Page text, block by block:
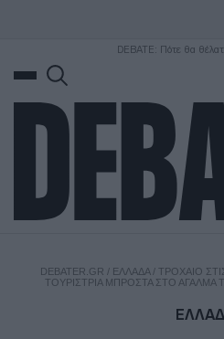
DEBATE: Πότε θα
DEBATER.GR / ΕΛΛΑΔΑ/ ΤΡΟΧΑΊΟ
ΤΟΥΡΊΣΤΡΙΑ ΜΠΡΟΣΤΆ ΣΤΟ ΆΓΑΛΜΑ